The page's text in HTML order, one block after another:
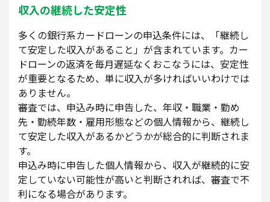
収入の継続した安定性
多くの銀行系カードローンの申込条件には、「継続し
て安定した収入があること」が含まれています。カー
ドローンの返済を毎月遅延なくおこなうには、安定性
が重要となるため、単に収入が多ければいいわけでは
ありません。
審査では、申込み時に申告した、年収・職業・勤め
先・勤続年数・雇用形態などの個人情報から、継続し
て安定した収入があるかどうかが総合的に判断されま
す。
申込み時に申告した個人情報から、収入が継続的に安
定していない可能性が高いと判断されれば、審査で不
利になる場合があります。